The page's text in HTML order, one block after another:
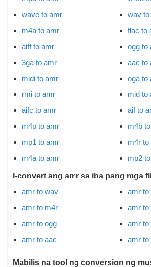
wave to amr
m4a to amr
aiff to amr
3ga to amr
midi to amr
rmi to amr
aifc to amr
m4p to amr
mp1 to amr
m4a to amr
wav to
flac to
ogg to
aac to
oga to
mid to
aif to
m4b
m4r to
mp2
I-convert ang amr sa iba pang mga
amr to wav
amr to m4r
amr to ogg
amr to aac
amr to
amr to
amr to
amr to
Mabilis na tool ng conversion ng